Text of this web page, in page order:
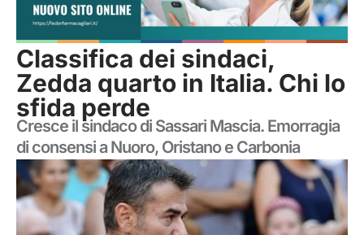
Classifica dei sindaci,
Zedda quarto in Italia. Chi lo
sfida perde
Cresce il sindaco di Sassari Mascia. Emorragia
di consensi a Nuoro, Oristano e Carbonia